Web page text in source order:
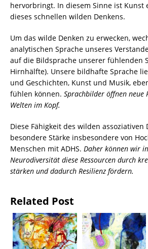
hervorbringt. In diesem Sinne ist Kunst
dieses schnellen wilden Denkens.
Um das wilde Denken zu erwecken,
analytischen Sprache unseres
auf die Bildsprache unserer fühlenden
Hirnhälfte). Unsere bildhafte Sprache
und Geschichten, Kunst und Musik,
fühlen können. Sprachbilder öffnen neue
Welten im Kopf.
Diese Fähigkeit des wilden assoziativen
besondere Stärke insbesondere von
Menschen mit ADHS. Daher können wir
Neurodiversität diese Ressourcen durch
stärken und dadurch Resilienz fördern.
Related Post